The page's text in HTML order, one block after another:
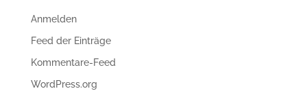
Anmelden
Feed der Einträge
Kommentare-Feed
WordPress.org